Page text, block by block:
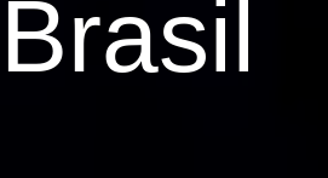
Brasil